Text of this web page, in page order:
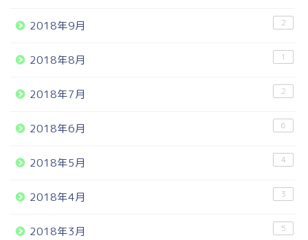
2018年9月 2
2018年8月 1
2018年7月 2
2018年6月 6
2018年5月 4
2018年4月 3
2018年3月 5